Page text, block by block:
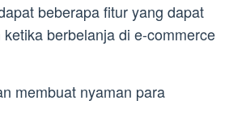
beberapa fitur yang dapat
berbelanja di e-commerce
membuat nyaman para